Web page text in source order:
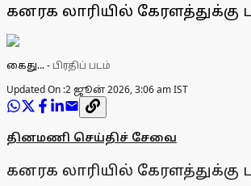
கனரக லாரியில்
கைது...- பிரதிப் படம்
Updated On :2 ஜூன் 2026, 3:06 am IST
தினமணி செய்திச் சேவை
கனரக லாரியில்